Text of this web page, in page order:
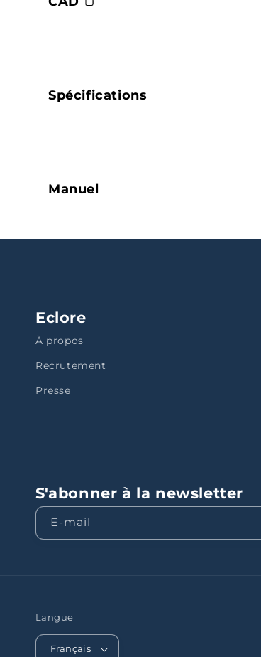
Spécifications
Manuel
Eclore
À propos
Recrutement
Presse
S'abonner à la newsletter
E-mail
Langue
Français